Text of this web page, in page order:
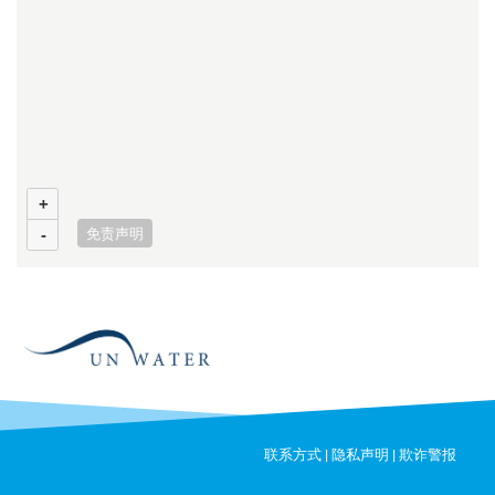
免责声明
+
-
联系方式 |隐私声明 |欺诈警报